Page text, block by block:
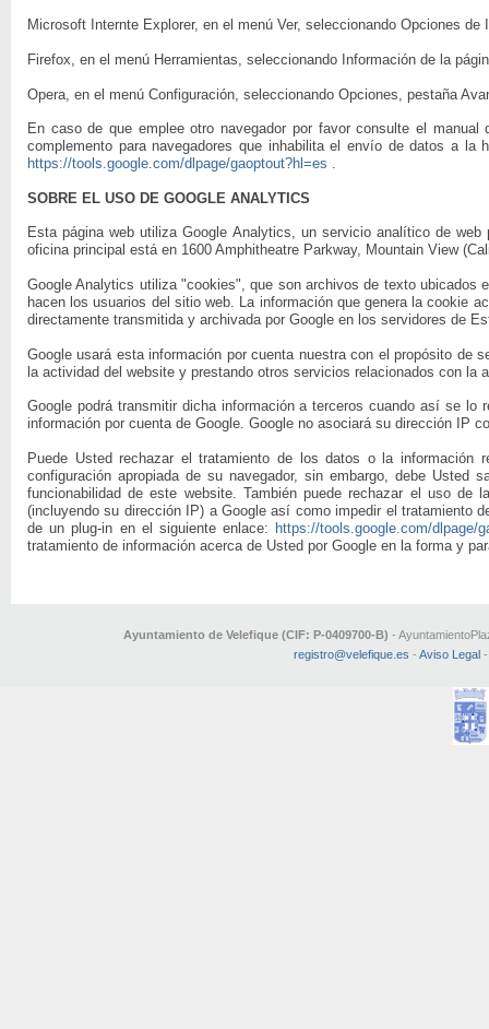
Microsoft Internte Explorer, en el menú Ver, seleccionando Opciones
Firefox, en el menú Herramientas, seleccionando Información de la
Opera, en el menú Configuración, seleccionando Opciones, pestaña
En caso de que emplee otro navegador por favor consulte el
complemento para navegadores que inhabilita el envío de datos a la
https://tools.google.com/dlpage/gaoptout?hl=es .
SOBRE EL USO DE GOOGLE ANALYTICS
Esta página web utiliza Google Analytics, un servicio analítico de
oficina principal está en 1600 Amphitheatre Parkway, Mountain View
Google Analytics utiliza "cookies", que son archivos de texto ubicados
hacen los usuarios del sitio web. La información que genera la cookie
directamente transmitida y archivada por Google en los servidores de
Google usará esta información por cuenta nuestra con el propósito de
la actividad del website y prestando otros servicios relacionados con la
Google podrá transmitir dicha información a terceros cuando así se lo
información por cuenta de Google. Google no asociará su dirección IP
Puede Usted rechazar el tratamiento de los datos o la información
configuración apropiada de su navegador, sin embargo, debe
funcionabilidad de este website. También puede rechazar el uso
(incluyendo su dirección IP) a Google así como impedir el tratamiento
de un plug-in en el siguiente enlace: https://tools.google.com/dlpage/
tratamiento de información acerca de Usted por Google en la forma y
Ayuntamiento de Velefique (CIF: P-0409700-B) -
registro@velefique.es -Aviso Legal